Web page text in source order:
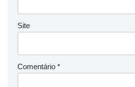
Site
Comentário *